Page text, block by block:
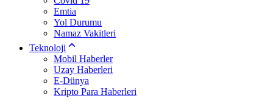
Emtia
Yol Durumu
Namaz Vakitleri
Teknoloji
Mobil Haberler
Uzay Haberleri
E-Dünya
Kripto Para Haberleri